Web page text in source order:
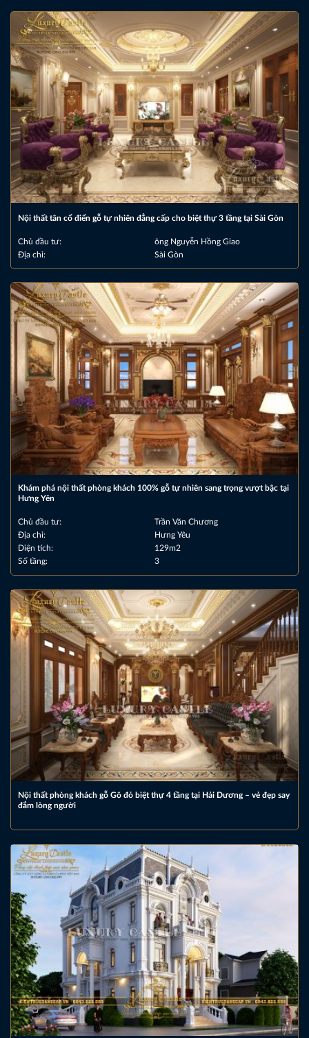
Nội thất tân cổ điển gỗ tự nhiên đẳng cấp cho biệt thự 3 tầng tại Sài Gòn
Chủ đầu tư:
ông Nguyễn Hồng Giao
Địa chỉ:
Sài Gòn
Khám phá nội thất phòng khách 100% gỗ tự nhiên sang trọng vượt bậc tại
Hưng Yên
Chủ đầu tư:
Trần Văn Chương
Địa chỉ:
Hưng Yêu
Diện tích:
129m2
Số tầng:
3
Nội thất phòng khách gỗ Gõ đỏ biệt thự 4 tầng tại Hải Dương – vẻ đẹp say
đắm lòng người